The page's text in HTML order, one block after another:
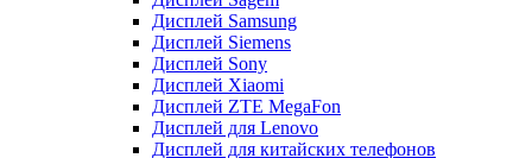
Дисплей Samsung
Дисплей Siemens
Дисплей Sony
Дисплей Xiaomi
Дисплей ZTE MegaFon
Дисплей для Lenovo
Дисплей для китайских телефонов